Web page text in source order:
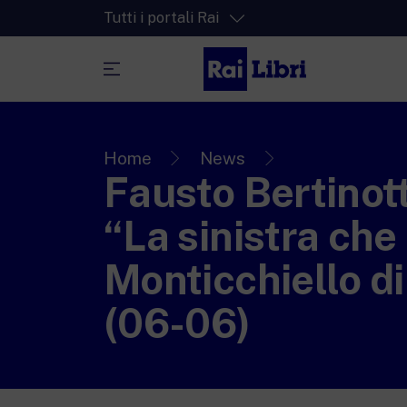
Tutti i portali Rai
La piattaforma di streaming video per
La piattaforma digitale dei canali Radio
RaiPlay Sound
Lo spazio sicuro ricco di cartoni animati
più piccoli.
RaiPlay YoYo
Home News
Fausto
“La sinistra che
Monticchiello
(06-06)